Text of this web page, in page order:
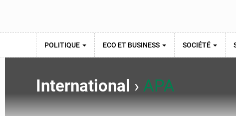
POLITIQUE ECO ET BUSINESS SOCIÉTÉ
International › APA